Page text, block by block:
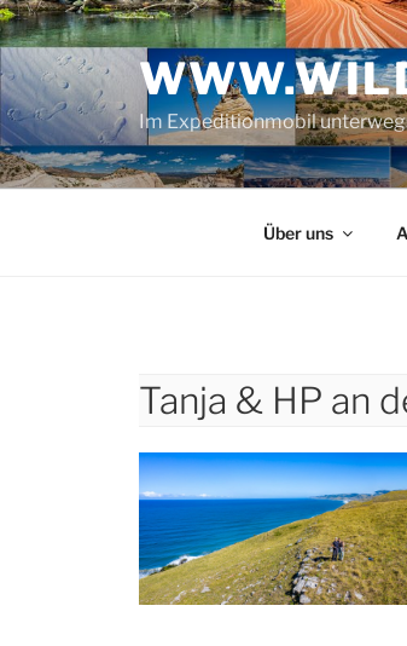
Zum
Inhalt
springen
Im Expeditionmobil
Über uns
Tanja & HP an